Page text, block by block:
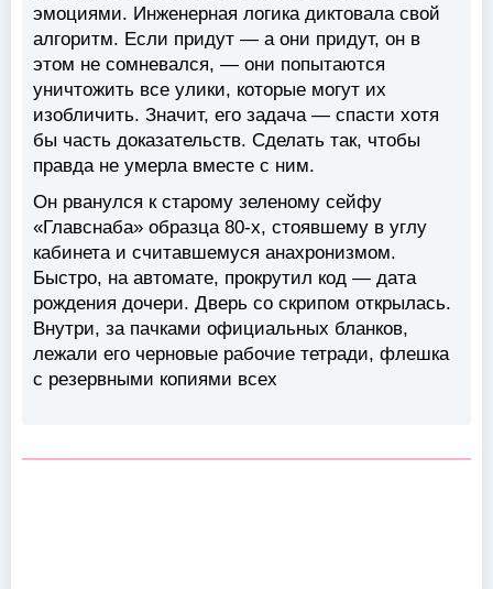
эмоциями. Инженерная логика диктовала свой
алгоритм. Если придут — а они придут, он в
этом не сомневался, — они попытаются
уничтожить все улики, которые могут их
изобличить. Значит, его задача — спасти хотя
бы часть доказательств. Сделать так, чтобы
правда не умерла вместе с ним.
Он рванулся к старому зеленому сейфу
«Главснаба» образца 80-х, стоявшему в углу
кабинета и считавшемуся анахронизмом.
Быстро, на автомате, прокрутил код — дата
рождения дочери. Дверь со скрипом открылась.
Внутри, за пачками официальных бланков,
лежали его черновые рабочие тетради, флешка
с резервными копиями всех